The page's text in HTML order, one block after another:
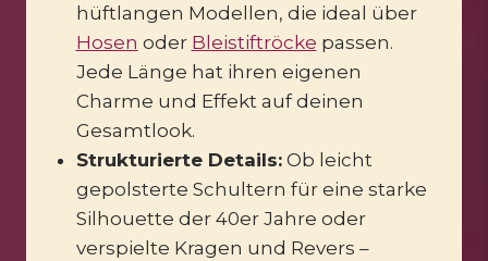
hüftlangen Modellen, die ideal über
Hosen oder Bleistiftröcke passen.
Jede Länge hat ihren eigenen
Charme und Effekt auf deinen
Gesamtlook.
Strukturierte Details:Ob leicht
gepolsterte Schultern für eine starke
Silhouette der 40er Jahre oder
verspielte Kragen und Revers –